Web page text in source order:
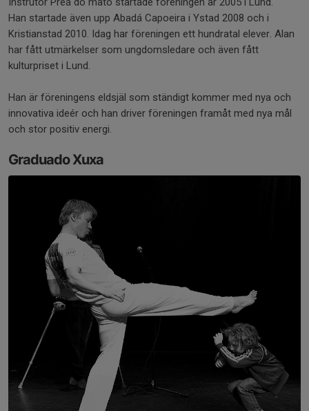
Han startade även upp Abadá Capoeira i Ystad 2008 och i
Kristianstad 2010. Idag har föreningen ett hundratal elever. Alan
har fått utmärkelser som ungdomsledare och även fått
kulturpriset i Lund.
Han är föreningens eldsjäl som ständigt kommer med nya och
innovativa ideér och han driver föreningen framåt med nya mål
och stor positiv energi.
Graduado Xuxa